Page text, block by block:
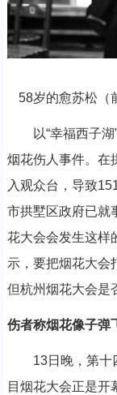
58岁的愈苏松（
以“幸福西子湖”
烟花伤人事件。在
入观众台，导致
市拱墅区政府已就
花大会会发生这样
示，要把烟花大会
但杭州烟花大会是
伤者称烟花像子弹
13日晚，第十四
目烟花大会正是开